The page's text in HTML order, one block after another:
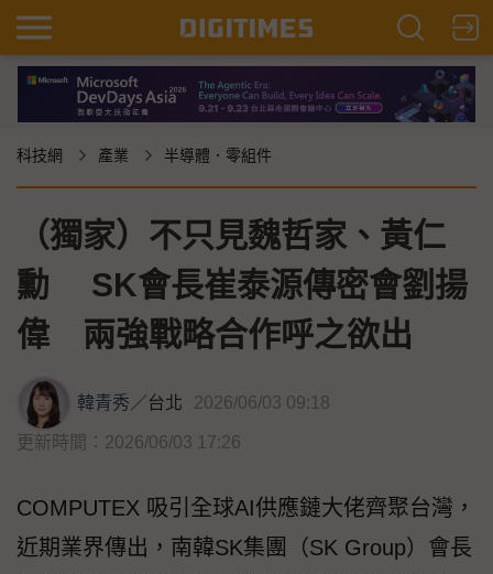
科技網 產業 半導體．零組件
（獨家）不只見魏哲家、黃仁
勳 SK會長崔泰源傳密會劉揚
偉 兩強戰略合作呼之欲出
韓青秀／台北 2026/06/03 09:18
更新時間：2026/06/03 17:26
COMPUTEX 吸引全球AI供應鏈大佬齊聚台灣，
近期業界傳出，南韓SK集團（SK Group）會長